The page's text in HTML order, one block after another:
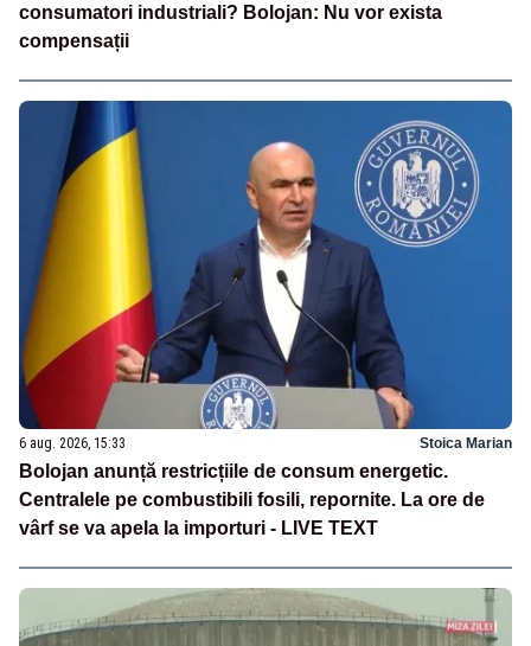
consumatori industriali? Bolojan: Nu vor exista
compensații
6 aug. 2026, 15:33 Stoica Marian
Bolojan anunță restricțiile de consum energetic.
Centralele pe combustibili fosili, repornite. La ore de
vârf se va apela la importuri - LIVE TEXT